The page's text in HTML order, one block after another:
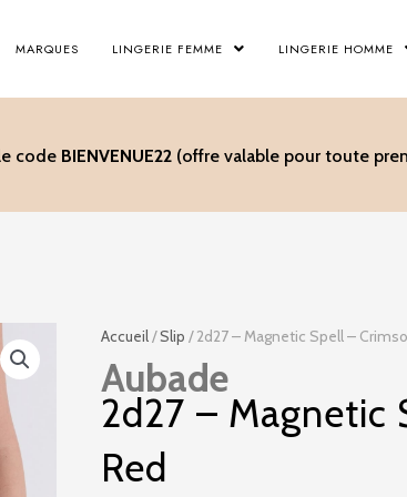
MARQUES LINGERIE FEMME LINGERIE HOMME
code BIENVENUE22(offre valable pour toute
Accueil/Slip / 2d27 – Magnetic Spell –
Aubade
2d27 – Magnetic
Red